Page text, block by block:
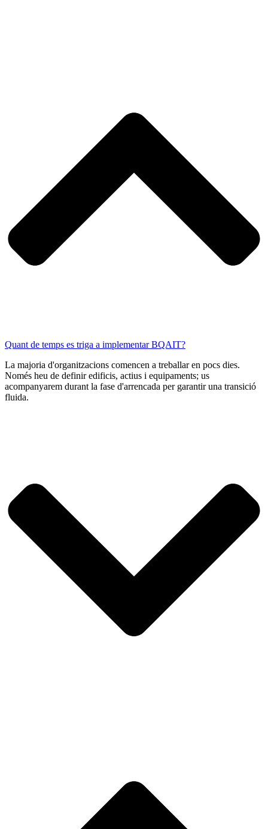
Quant de temps es triga a implementar BQAIT?
La majoria d'organitzacions comencen a treballar en pocs dies.
Només heu de definir edificis, actius i equipaments; us
acompanyarem durant la fase d'arrencada per garantir una transició
fluida.